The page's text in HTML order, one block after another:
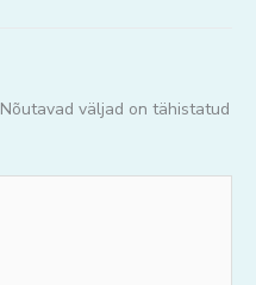
Nõutavad väljad on tähistatud